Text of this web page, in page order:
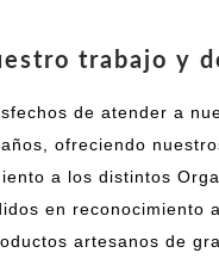
trabajo y
de atender a
ofreciendo
a los distintos
en reconocimiento
artesanos de